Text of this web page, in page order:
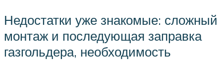
Недостатки уже знакомые: сложный
монтаж и последующая заправка
газгольдера, необходимость